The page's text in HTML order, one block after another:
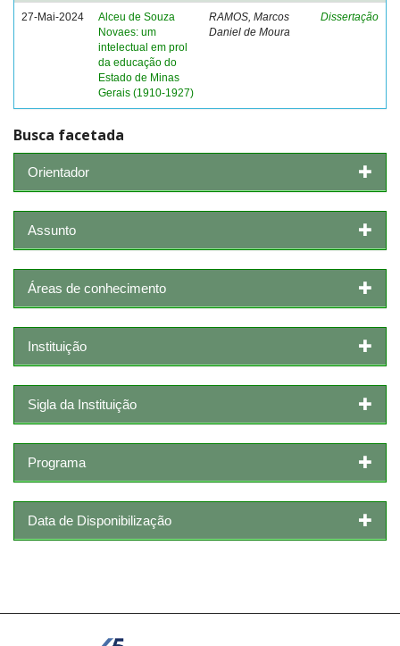
27-Mai-2024
Alceu de Souza
Novaes: um
intelectual em prol
da educação do
Estado de Minas
Gerais (1910-1927)
RAMOS, Marcos
Daniel de Moura
Dissertação
Busca facetada
Orientador
Assunto
Áreas de conhecimento
Instituição
Sigla da Instituição
Programa
Data de Disponibilização